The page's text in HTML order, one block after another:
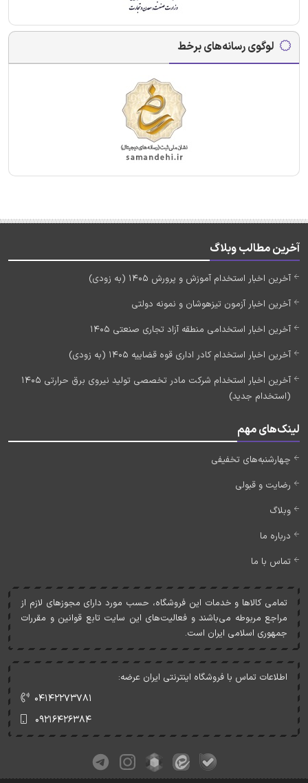
لوگوی رسانه‌های برخط
آخرین مطالب وبلاگ
آخرین اخبار استخدام آموزش و پرورش 1405 (به زودی)
آخرین اخبار آزمون تیزهوشان و نمونه دولتی
آخرین اخبار استخدامی منطقه آزاد تجاری صنعتی 1405
آخرین اخبار استخدام کادر اداری قوه قضاییه 1405 (به زودی)
آخرین اخبار استخدام شرکت مادر تخصصی تولید نیروی برق حرارتی 1405
(استخدام جدید)
لینک‌های مهم
چهارشنبه‌های تخفیفی
رضایت و قبولی
وبلاگ
درباره ما
تماس با ما
تمامی کالاها و خدمات اين فروشگاه، حسب مورد دارای مجوزهای لازم از
مراجع مربوطه می‌باشند و فعاليت‌های اين سايت تابع قوانين و مقررات
جمهوری اسلامی ايران است.
اطلاعات تماس با فروشگاه اینترنتی ایران عرضه:
۰۴۱۴۲۲۷۳۷۸۱
۰۹۲۱۶۴۲۶۳۸۴